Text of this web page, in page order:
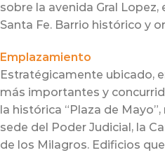
sobre la avenida Gral Lopez,
Santa Fe. Barrio histórico y
Emplazamiento
Estratégicamente ubicado,
más importantes y
la histórica “Plaza de
sede del Poder Judicial, la
de los Milagros. Edificios